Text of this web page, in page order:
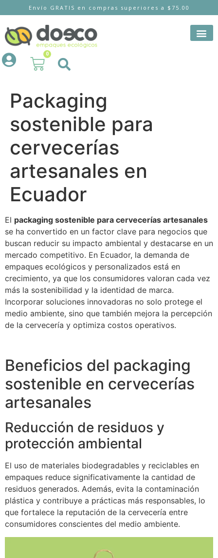
Envío GRATIS en compras superiores a $75.00
0
Packaging
sostenible para
cervecerías
artesanales en
Ecuador
El packaging sostenible para cervecerías artesanales
se ha convertido en un factor clave para negocios que
buscan reducir su impacto ambiental y destacarse en un
mercado competitivo. En Ecuador, la demanda de
empaques ecológicos y personalizados está en
crecimiento, ya que los consumidores valoran cada vez
más la sostenibilidad y la identidad de marca.
Incorporar soluciones innovadoras no solo protege el
medio ambiente, sino que también mejora la percepción
de la cervecería y optimiza costos operativos.
Beneficios del packaging
sostenible en cervecerías
artesanales
Reducción de residuos y
protección ambiental
El uso de materiales biodegradables y reciclables en
empaques reduce significativamente la cantidad de
residuos generados. Además, evita la contaminación
plástica y contribuye a prácticas más responsables, lo
que fortalece la reputación de la cervecería entre
consumidores conscientes del medio ambiente.